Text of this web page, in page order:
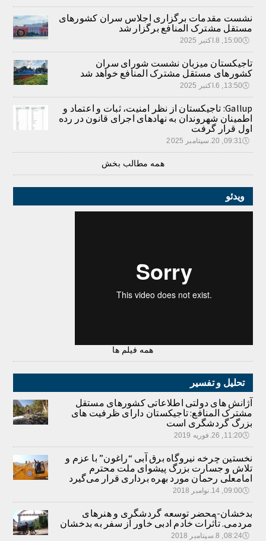
نشست مقدمات برگزاری اجلاس سران کشورهای
مستقل مشترک المنافع برگزار شد
🕔15:00, 8.اکتبر 2025
تاجیکستان میزبان نشست شورای سران
کشورهای مستقل مشترک المنافع خواهد شد
🕔13:50, 6.اکتبر 2025
Gallup: تاجیکستان از نظر امنیت، ثبات و اعتماد و
اطمینان شهروندان به نهادهای اجرای قانون در رده
اول قرار گرفت
🕔09:31, 20.سپتامبر 2025
همه مطالب بخش
ویدئو
همه فیلم ها
تحلیل و تفسیر
آژانش های دولتی اطلاعاتی کشورهای مستقل
مشترک المنافع: تاجیکستان دارای ظرفیت های
بزرگ گردشگری است
🕔11:20, 26.فوریه 2019
نخستین چرخه نیروگاه برق آبی “راغون” با عزم و
تلاش و جسارت بزرگ پیشوای ملت محترم
امامعلی رحمان مورد بهره برداری قرار می‌گیرد
🕔09:00, 14.نوامبر 2018
بدخشان-محضر توسعه گردشگری و هنرهای
مردمی. تأثرات خادم ادبی خاور از سفر به بدخشان
🕔08:24, 8.سپتامبر 2018